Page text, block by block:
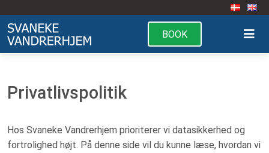
BOOK
Privatlivspolitik
Hos Svaneke Vandrerhjem prioriterer vi datasikkerhed og
fortrolighed højt. På denne side vil du kunne læse, hvordan vi